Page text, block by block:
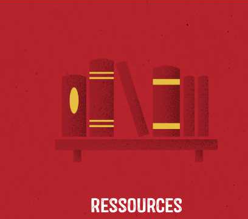
Ressources